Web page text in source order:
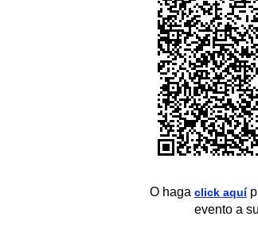
O haga click aquí
evento a